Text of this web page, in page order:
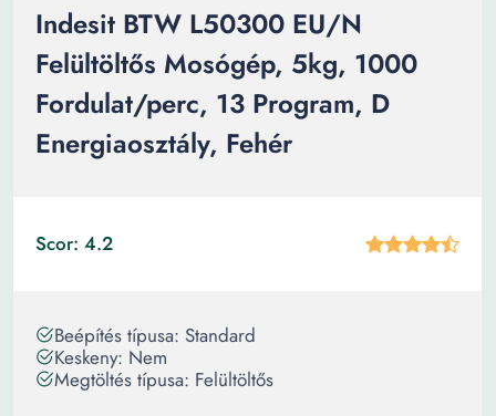
Indesit BTW L50300 EU/N
Felültöltős Mosógép, 5kg, 1000
Fordulat/perc, 13 Program, D
Energiaosztály, Fehér
Scor: 4.2
Beépítés típusa: Standard
Keskeny: Nem
Megtöltés típusa: Felültöltős